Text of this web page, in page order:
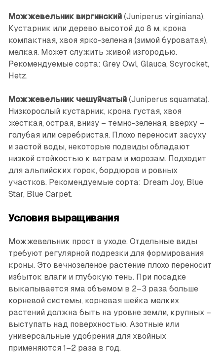
Можжевельник виргинский(Juniperus virginiana).
Кустарник или дерево высотой до 8 м, крона
компактная, хвоя ярко-зеленая (зимой буроватая),
мелкая. Может служить живой изгородью.
Рекомендуемые сорта: Grey Оwl, Glauca, Scyrocket,
Hetz.
Можжевельник чешуйчатый(Juniperus squamata).
Низкорослый кустарник, крона густая, хвоя
жесткая, острая, внизу – темно-зеленая, вверху –
голубая или серебристая. Плохо переносит засуху
и застой воды, некоторые подвиды обладают
низкой стойкостью к ветрам и морозам. Подходит
для альпийских горок, бордюров и ровных
участков. Рекомендуемые сорта: Dream Joy, Blue
Star, Blue Carpet.
Условия выращивания
Можжевельник прост в уходе. Отдельные виды
требуют регулярной подрезки для формирования
кроны. Это вечнозеленое растение плохо переносит
избыток влаги и глубокую тень. При посадке
выкапывается яма объемом в 2–3 раза больше
корневой системы, корневая шейка мелких
растений должна быть на уровне земли, крупных –
выступать над поверхностью. Азотные или
универсальные удобрения для хвойных
применяются 1–2 раза в год.